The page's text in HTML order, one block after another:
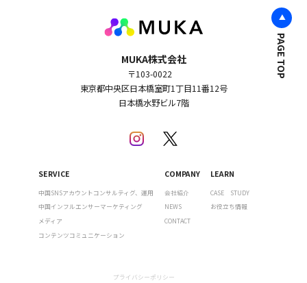
MUKA株式会社
〒103-0022
東京都中央区日本橋室町1丁目11番12号
日本橋水野ビル7階
SERVICE
中国SNSアカウントコンサルティグ、運用
中国インフルエンサーマーケティング
メディア
コンテンツコミュニケーション
COMPANY
会社紹介
NEWS
CONTACT
LEARN
CASE STUDY
お役立ち情報
プライバシーポリシー
PAGE TOP